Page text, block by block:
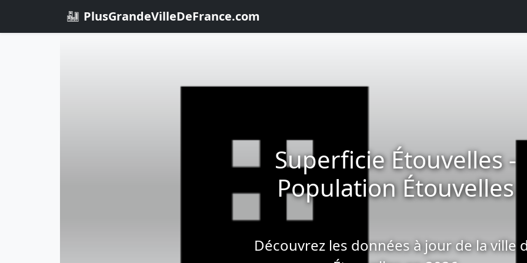
PlusGrandeVilleDeFrance.com
Superficie Étouvelles -
Population Étouvelles
Découvrez les données à jour de la ville